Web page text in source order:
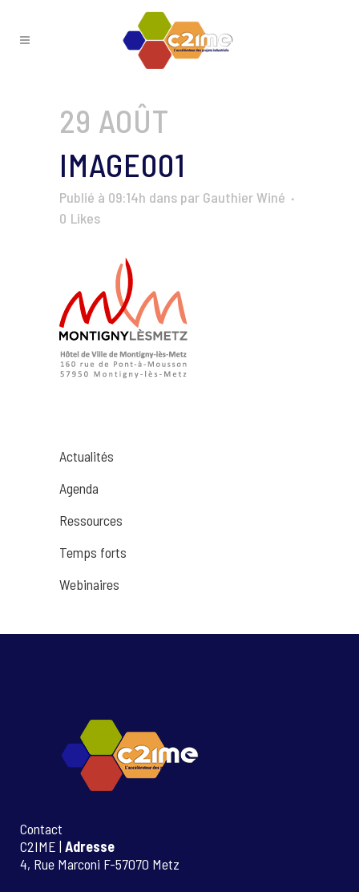
29 AOÛT
IMAGE001
Publié à 09:14h dans par Gauthier Winé
0 Likes
Actualités
Agenda
Ressources
Temps forts
Webinaires
Contact
C2IME | Adresse
4, Rue Marconi F-57070 Metz